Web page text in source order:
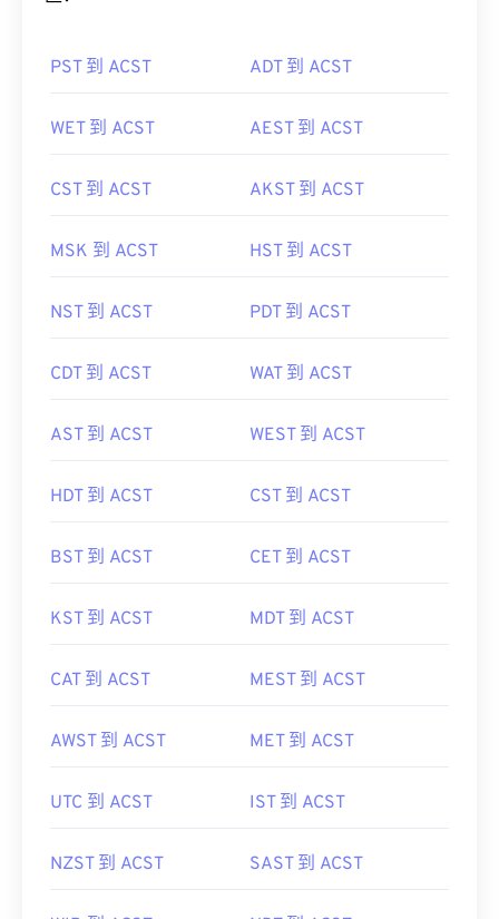
PST 到 ACST ADT 到 ACST
WET 到 ACST AEST 到 ACST
CST 到 ACST AKST 到 ACST
MSK 到 ACST HST 到 ACST
NST 到 ACST PDT 到 ACST
CDT 到 ACST WAT 到 ACST
AST 到 ACST WEST 到 ACST
HDT 到 ACST CST 到 ACST
BST 到 ACST CET 到 ACST
KST 到 ACST MDT 到 ACST
CAT 到 ACST MEST 到 ACST
AWST 到 ACST MET 到 ACST
UTC 到 ACST IST 到 ACST
NZST 到 ACST SAST 到 ACST